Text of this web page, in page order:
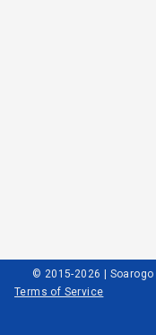
© 2015-2026 | Soarogo
Terms of Service